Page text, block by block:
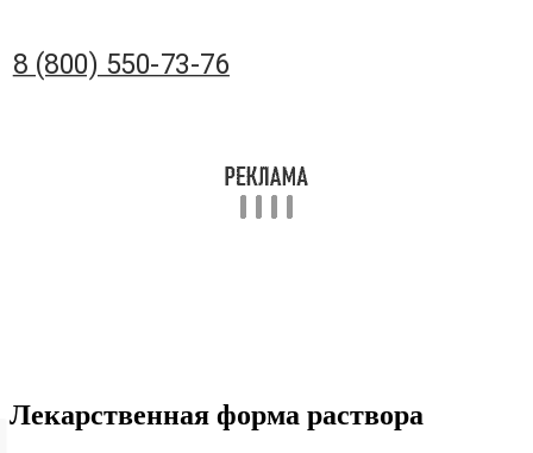
Лекарственная форма раствора